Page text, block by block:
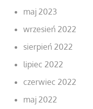
maj 2023
wrzesień 2022
sierpień 2022
lipiec 2022
czerwiec 2022
maj 2022